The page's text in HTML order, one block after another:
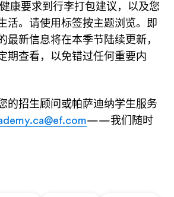
要求到行李打包建议，以及您
活。请使用标签按主题浏览。即
最新信息将在本季节陆续更新，
期查看，以免错过任何重要内
的招生顾问或帕萨迪纳学生服务
——我们随时